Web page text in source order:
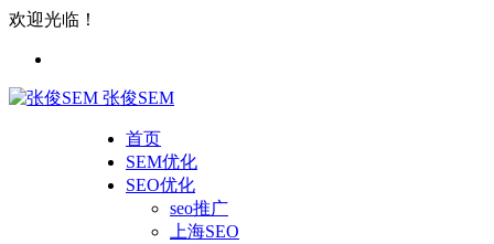
欢迎光临！
张俊SEM
首页
SEM优化
SEO优化
seo推广
上海SEO